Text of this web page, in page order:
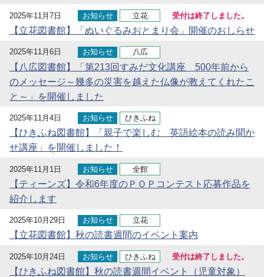
2025年11月7日 お知らせ 立花 受付は終了しました。
【立花図書館】「ぬいぐるみおとまり会」開催のおしらせ
2025年11月6日 お知らせ 八広
【八広図書館】「第213回すみだ文化講座 500年前から
のメッセージ～幾多の災害を越えた仏像が教えてくれたこ
と～」を開催しました
2025年11月4日 お知らせ ひきふね
【ひきふね図書館】「親子で楽しむ 英語絵本の読み聞か
せ講座」を開催しました！
2025年11月1日 お知らせ 全館
【ティーンズ】令和6年度のＰＯＰコンテスト応募作品を
紹介します
2025年10月29日 お知らせ 立花
【立花図書館】秋の読書週間のイベント案内
2025年10月24日 お知らせ ひきふね 受付は終了しました。
【ひきふね図書館】秋の読書週間イベント（児童対象）